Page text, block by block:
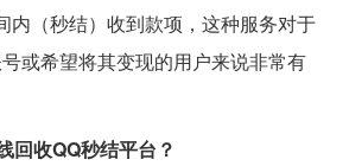
内（秒结）收到款项，这种服务对于
或希望将其变现的用户来说非常有
回收QQ秒结平台？